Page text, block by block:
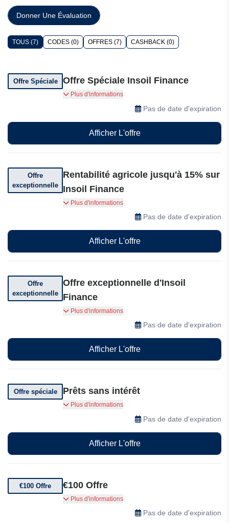
Donner Une Évaluation
TOUS (7) CODES (0) OFFRES (7) CASHBACK (0)
Offre Spéciale Offre Spéciale Insoil Finance
Recevez des paiements mensuels au fur et à
mesure que les agriculteurs remboursent leurs
prêts, gagnant généralement plus de 10% de
rendement annuel.
Plus d'informations
Pas de date d'expiration
Afficher L'offre
Offre
exceptionnelle
Rentabilité agricole jusqu'à 15% sur
Insoil Finance
On estime que l'adhésion au programme
d'agriculture au carbone peut augmenter la
rentabilité de l'exploitation jusqu'à 15% sur Insoil
Finance
Plus d'informations
Pas de date d'expiration
Afficher L'offre
Offre
exceptionnelle
Offre exceptionnelle d'Insoil
Finance
Bénéficiez de prêts à taux d'intérêt jusqu'à 0 %
pour l'agriculture régénératrice
Plus d'informations
Pas de date d'expiration
Afficher L'offre
Offre spéciale Prêts sans intérêt
Ils proposent des prêts verts sans intérêt aux
agriculteurs qui adoptent des pratiques
Plus d'informations
Pas de date d'expiration
Afficher L'offre
€100 Offre €100 Offre
Investissez à partir de €100 par prêt. Votre
argent aide les agriculteurs à acheter des
semences, du matériel et à financer leurs
Plus d'informations
Pas de date d'expiration